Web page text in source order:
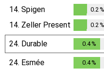
14. Spigen
0.2%
0.2 %
14. Zeller Present
0.2%
0.2 %
24. Durable 0.4%
24. Esmée 0.4%